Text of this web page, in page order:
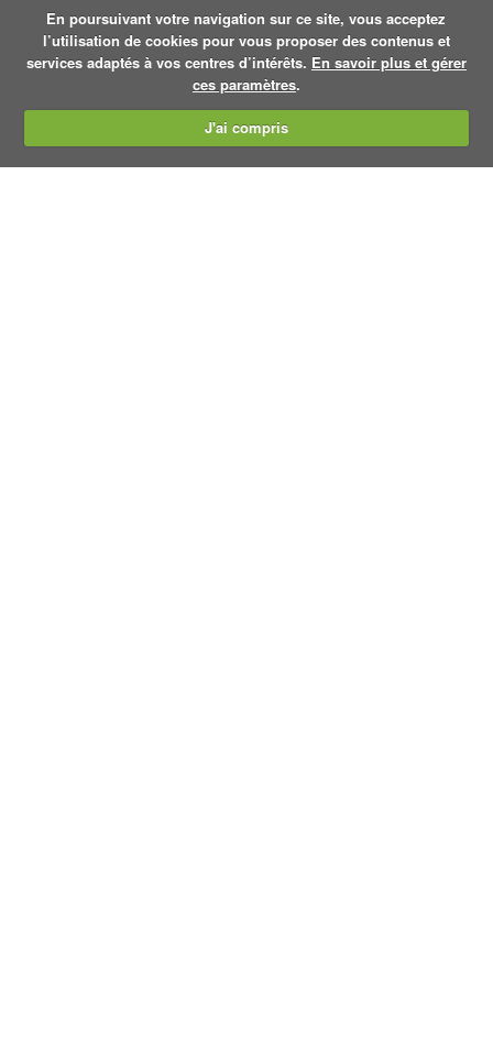
En poursuivant votre navigation sur ce site, vous acceptez
l’utilisation de cookies pour vous proposer des contenus et
services adaptés à vos centres d’intérêts. En savoir plus et gérer
ces paramètres.
J'ai compris